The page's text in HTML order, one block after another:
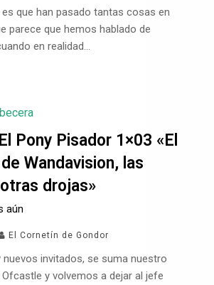
que han pasado tantas cosas en
parece que hemos hablado de
en realidad…
Pony Pisador 1×03 «El
Wandavision, las
drojas»
aún
El Cornetín de Gondor
nuevos invitados, se suma nuestro
y volvemos a dejar al jefe